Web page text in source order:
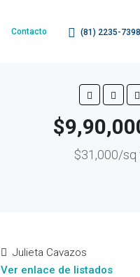
Contacto (81) 2235-7398
$31,000/sq
Julieta Cavazos
Ver enlace de listados